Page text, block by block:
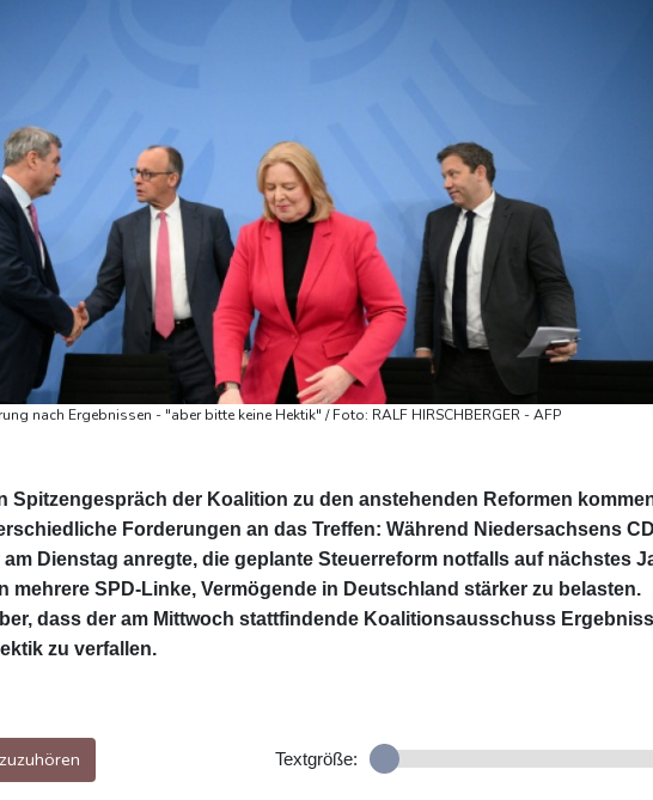
nach Ergebnissen - "aber bitte keine Hektik" / Foto: RALF HIRSCHBERGER - AFP
Spitzengespräch der Koalition zu den anstehenden Reformen
Forderungen an das Treffen: Während Niedersachsens
Dienstag anregte, die geplante Steuerreform notfalls auf nächstes
mehrere SPD-Linke, Vermögende in Deutschland stärker zu belasten.
dass der am Mittwoch stattfindende Koalitionsausschuss
zu verfallen.
Textgröße: